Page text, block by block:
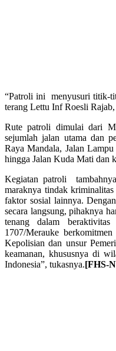
“Patroli ini menyusuri titik-
terang Lettu Inf Roesli
Rute patroli dimulai dari
sejumlah jalan utama dan
Raya Mandala, Jalan
hingga Jalan Kuda Mati dan
Kegiatan patroli
maraknya tindak
faktor sosial lainnya.
secara langsung, pihaknya
tenang dalam
1707/Merauke
Kepolisian dan unsur
keamanan, khususnya di
Indonesia”, tukasnya.[FHS-